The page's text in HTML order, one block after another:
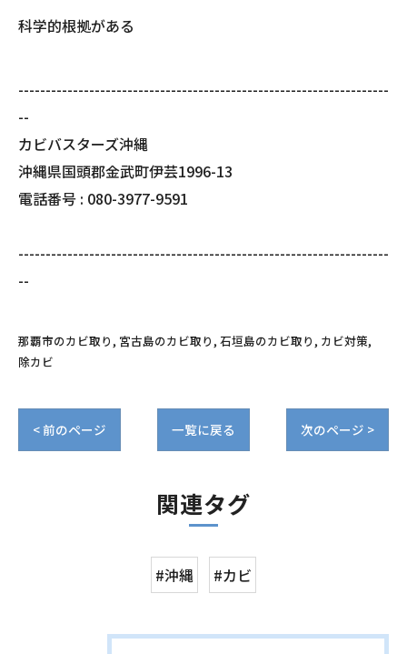
科学的根拠がある
--------------------------------------------------------------------
--
カビバスターズ沖縄
沖縄県国頭郡金武町伊芸1996-13
電話番号 : 080-3977-9591
--------------------------------------------------------------------
--
那覇市のカビ取り 宮古島のカビ取り 石垣島のカビ取り カビ対策
除カビ
< 前のページ 一覧に戻る 次のページ >
関連タグ
#沖縄 #カビ